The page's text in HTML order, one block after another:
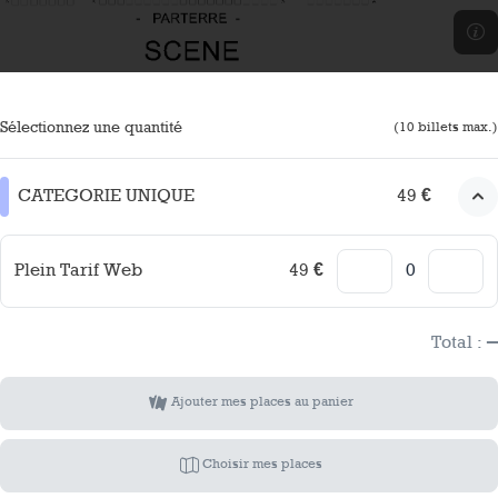
Sélectionnez une quantité (10 billets max.)
CATEGORIE UNIQUE 49 €
Plein Tarif Web 49 €
Total : –
Choisir mes places
Ajouter mes places au panier